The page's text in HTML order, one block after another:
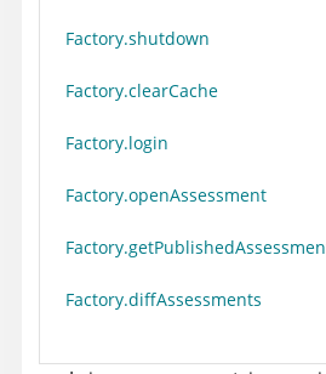
Factory.shutdown
Factory.clearCache
Factory.login
Factory.openAssessment
Factory.diffAssessments